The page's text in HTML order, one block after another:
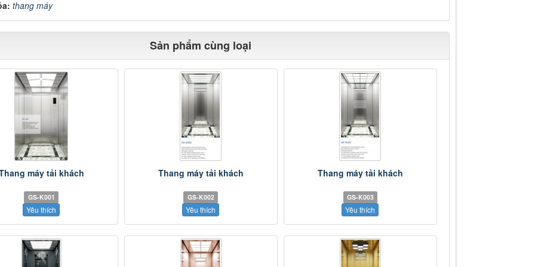
thang máy
Sản phẩm cùng loại
máy tải khách
GS-K001
Yêu thích
Thang máy tải khách
GS-K002
Yêu thích
Thang máy tải khách
GS-K003
Yêu thích